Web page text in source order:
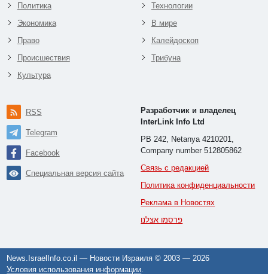
Политика
Экономика
Право
Происшествия
Культура
Технологии
В мире
Калейдоскоп
Трибуна
RSS
Telegram
Facebook
Специальная версия сайта
Разработчик и владелец
InterLink Info Ltd
PB 242, Netanya 4210201,
Company number 512805862
Связь с редакцией
Политика конфиденциальности
Реклама в Новостях
פרסמו אצלנו
News.IsraelInfo.co.il — Новости Израиля © 2003 —2026
Условия использования информации.